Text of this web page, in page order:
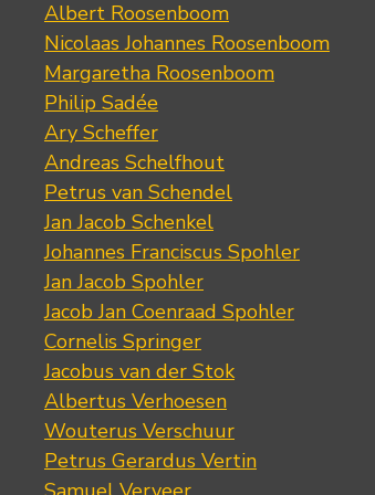
Albert Roosenboom
Nicolaas Johannes Roosenboom
Margaretha Roosenboom
Philip Sadée
Ary Scheffer
Andreas Schelfhout
Petrus van Schendel
Jan Jacob Schenkel
Johannes Franciscus Spohler
Jan Jacob Spohler
Jacob Jan Coenraad Spohler
Cornelis Springer
Jacobus van der Stok
Albertus Verhoesen
Wouterus Verschuur
Petrus Gerardus Vertin